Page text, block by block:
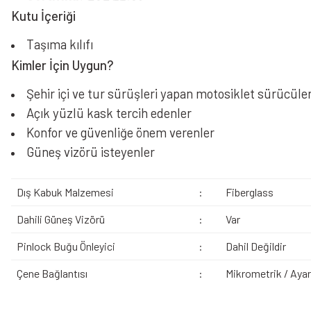
Kutu İçeriği
Taşıma kılıfı
Kimler İçin Uygun?
Şehir içi ve tur sürüşleri yapan motosiklet
Açık yüzlü kask tercih edenler
Konfor ve güvenliğe önem verenler
Güneş vizörü isteyenler
Dış Kabuk Malzemesi : Fiberglass
Dahili Güneş Vizörü : Var
Pinlock Buğu Önleyici : Dahil Değildir
Çene Bağlantısı : Mikrometrik /